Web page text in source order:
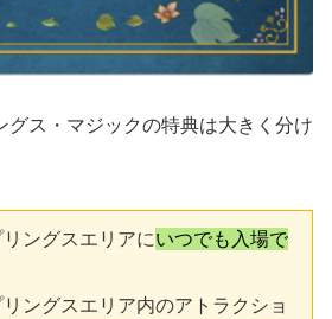
グス・マジックの特典は大きく分け
ングスエリアにいつでも入場で
ングスエリア内のアトラクショ